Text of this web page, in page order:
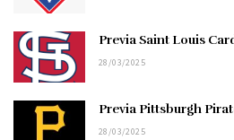
Previa Saint Louis
28/03/2025
Previa Pittsburgh
28/03/2025